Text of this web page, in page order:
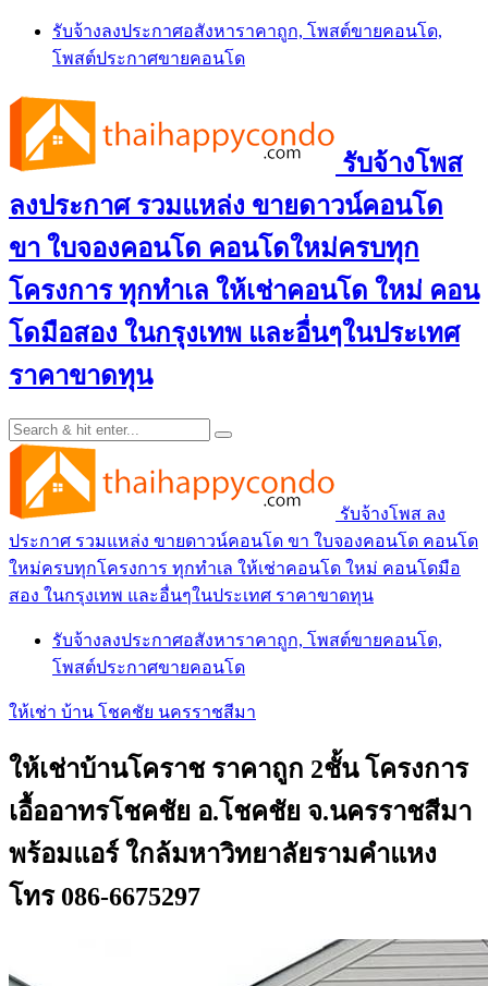
Skip
content
รับจ้างลงประกาศอสังหาราคาถูก, โพสต์ขายคอนโด,
โพสต์ประกาศขายคอนโด
รับจ้างโพส
ลงประกาศ รวมแหล่ง ขายดาวน์คอนโด
ขา ใบจองคอนโด คอนโดใหม่ครบทุก
โครงการ ทุกทำเล ให้เช่าคอนโด ใหม่ คอน
โดมือสอง ในกรุงเทพ และอื่นๆในประเทศ
ราคาขาดทุน
รับจ้างโพส ลง
ประกาศ รวมแหล่ง ขายดาวน์คอนโด ขา ใบจองคอนโด คอนโด
ใหม่ครบทุกโครงการ ทุกทำเล ให้เช่าคอนโด ใหม่ คอนโดมือ
สอง ในกรุงเทพ และอื่นๆในประเทศ ราคาขาดทุน
รับจ้างลงประกาศอสังหาราคาถูก, โพสต์ขายคอนโด,
โพสต์ประกาศขายคอนโด
ให้เช่า บ้าน โชคชัย นครราชสีมา
ให้เช่าบ้านโคราช ราคาถูก 2ชั้น โครงการ
เอื้ออาทรโชคชัย อ.โชคชัย จ.นครราชสีมา
พร้อมแอร์ ใกล้มหาวิทยาลัยรามคำแหง
โทร 086-6675297